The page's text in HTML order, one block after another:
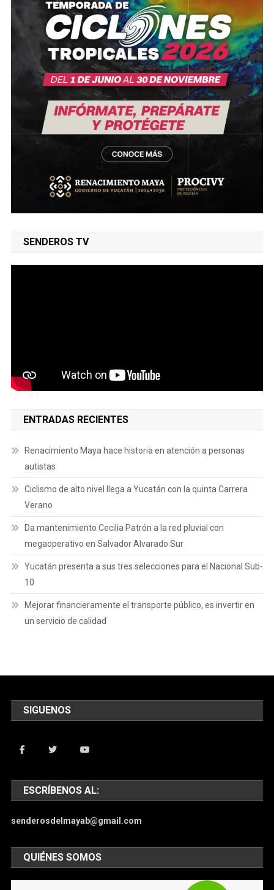
SENDEROS TV
ENTRADAS RECIENTES
Renacimiento Maya hace historia en atención a personas
autistas
Ciclismo de alto nivel llega a Yucatán con la quinta Carrera
Verano
Da mantenimiento Cecilia Patrón a la red pluvial con
megaoperativo en Salvador Alvarado Sur
Yucatán presenta a sus tres selecciones para el Nacional Sub-
10
Mejorar financieramente el transporte público, es invertir en
un servicio de calidad
SIGUENOS
ESCRÍBENOS AL:
senderosdelmayab@gmail.com
QUIÉNES SOMOS